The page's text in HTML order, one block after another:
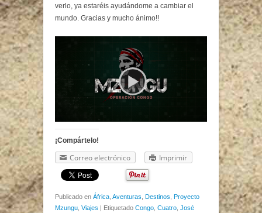
verlo, ya estaréis ayudándome a cambiar el
mundo. Gracias y mucho ánimo!!
¡Compártelo!
Correo electrónico Imprimir
Publicado en África Aventuras Destinos Proyecto
Mzungu Viajes | Etiquetado Congo Cuatro José